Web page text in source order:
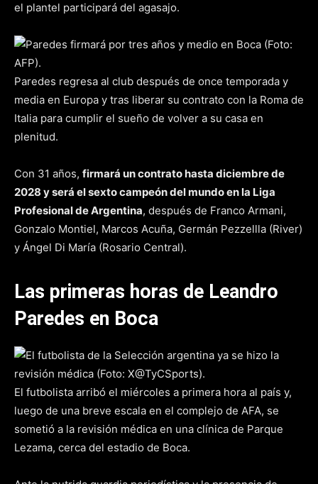
el plantel participará del agasajo.
Paredes regresa al club después de once temporada y
media en Europa y tras liberar su contrato con la Roma de
Italia para cumplir el sueño de volver a su casa en
plenitud.
Con 31 años, firmará un contrato hasta diciembre de
2028 y será el sexto campeón del mundo en la Liga
Profesional de Argentina, después de Franco Armani,
Gonzalo Montiel, Marcos Acuña, Germán Pezzellla (River)
y Ángel Di María (Rosario Central).
Las primeras horas de Leandro
Paredes en Boca
El futbolista arribó el miércoles a primera hora al país y,
luego de una breve escala en el complejo de AFA, se
sometió a la revisión médica en una clínica de Parque
Lezama, cerca del estadio de Boca.